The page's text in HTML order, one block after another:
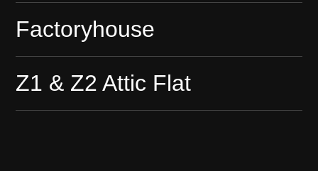
Factoryhouse
Z1 & Z2 Attic Flat